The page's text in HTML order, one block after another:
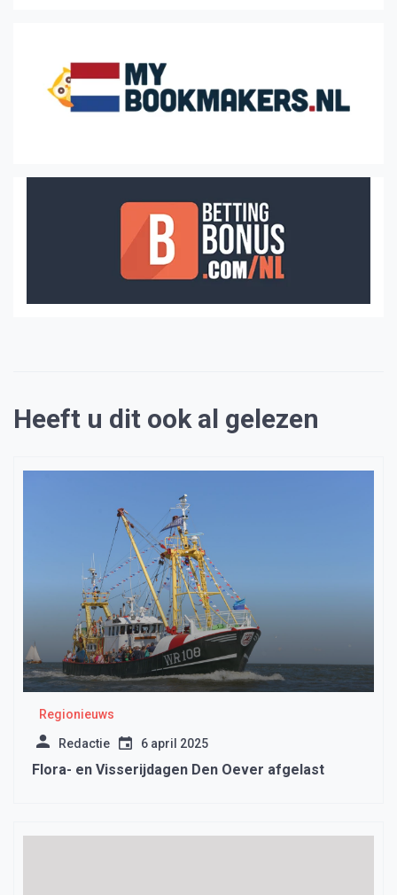
Heeft u dit ook al gelezen
Regionieuws
Redactie 6 april 2025
Flora- en Visserijdagen Den Oever afgelast